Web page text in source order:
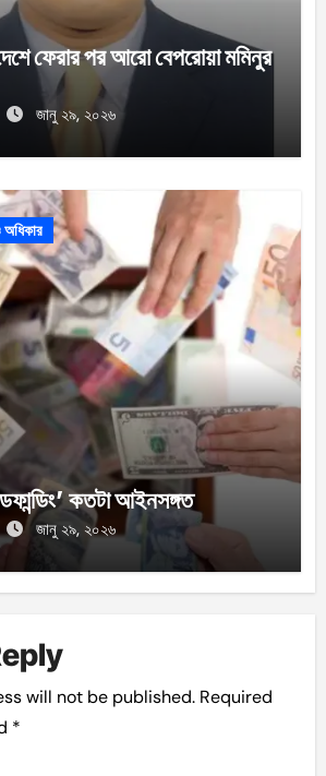
ফেরার পর আরো বেপরোয়া মমিনুর
জানু ২৯, ২০২৬
কতটা আইনসঙ্গত
জানু ২৯, ২০২৬
will not be published. Required
*